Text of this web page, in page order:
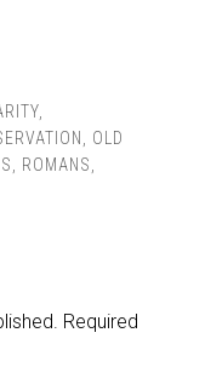
,
, OLD
, ROMANS,
Required